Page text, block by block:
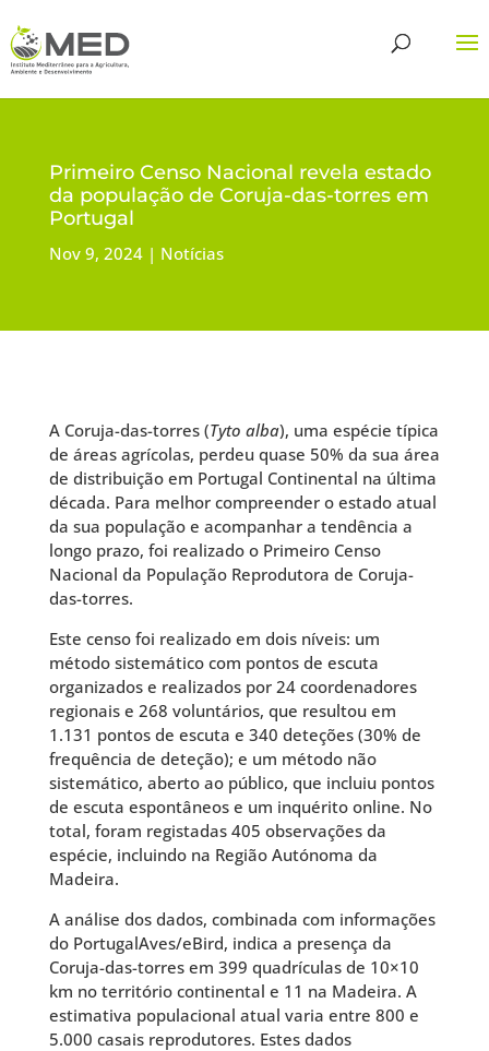
Primeiro Censo Nacional revela estado
da população de Coruja-das-torres em
Portugal
Nov 9, 2024 Notícias
A Coruja-das-torres (Tyto alba), uma espécie típica
de áreas agrícolas, perdeu quase 50% da sua área
de distribuição em Portugal Continental na última
década. Para melhor compreender o estado atual
da sua população e acompanhar a tendência a
longo prazo, foi realizado o Primeiro Censo
Nacional da População Reprodutora de Coruja-
das-torres.
Este censo foi realizado em dois níveis: um
método sistemático com pontos de escuta
organizados e realizados por 24 coordenadores
regionais e 268 voluntários, que resultou em
1.131 pontos de escuta e 340 deteções (30% de
frequência de deteção); e um método não
sistemático, aberto ao público, que incluiu pontos
de escuta espontâneos e um inquérito online. No
total, foram registadas 405 observações da
espécie, incluindo na Região Autónoma da
Madeira.
A análise dos dados, combinada com informações
do PortugalAves/eBird, indica a presença da
Coruja-das-torres em 399 quadrículas de 10×10
km no território continental e 11 na Madeira. A
estimativa populacional atual varia entre 800 e
5.000 casais reprodutores. Estes dados